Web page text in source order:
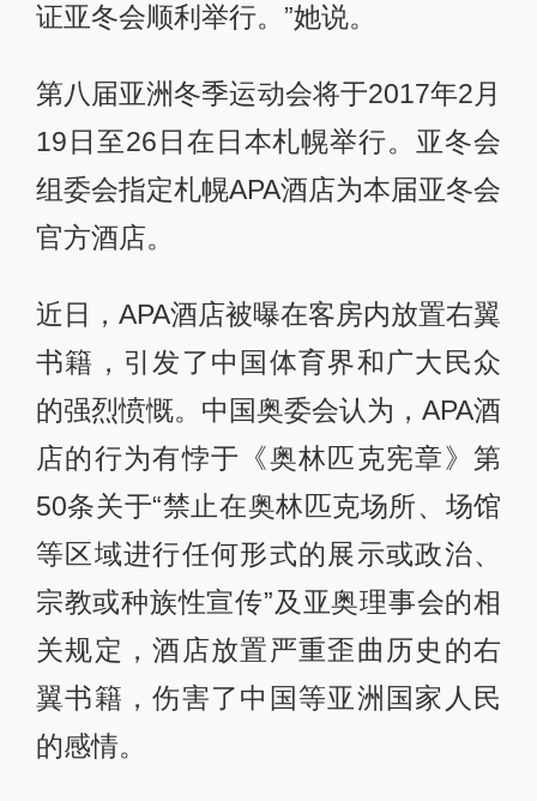
证亚冬会顺利举行。”她说。
第八届亚洲冬季运动会将于2017年2月
19日至26日在日本札幌举行。亚冬会
组委会指定札幌APA酒店为本届亚冬会
官方酒店。
近日，APA酒店被曝在客房内放置右翼
书籍，引发了中国体育界和广大民众
的强烈愤慨。中国奥委会认为，APA酒
店的行为有悖于《奥林匹克宪章》第
50条关于“禁止在奥林匹克场所、场馆
等区域进行任何形式的展示或政治、
宗教或种族性宣传”及亚奥理事会的相
关规定，酒店放置严重歪曲历史的右
翼书籍，伤害了中国等亚洲国家人民
的感情。